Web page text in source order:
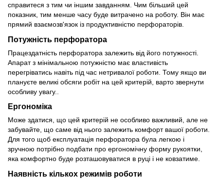
справитеся з тим чи іншим завданням. Чим більший цей
показник, тим менше часу буде витрачено на роботу. Він має
прямий взаємозв'язок із продуктивністю перфораторів.
Потужність перфоратора
Працездатність перфоратора залежить від його потужності.
Апарат з мінімальною потужністю має властивість
перегріватись навіть під час нетривалої роботи. Тому якщо ви
плануєте великі обсяги робіт на цей критерій, варто звернути
особливу увагу..
Ергономіка
Може здатися, що цей критерій не особливо важливий, але не
забувайте, що саме від нього залежить комфорт вашої роботи.
Для того щоб експлуатація перфоратора була легкою і
зручною потрібно подбати про ергономічну форму рукоятки,
яка комфортно буде розташовуватися в руці і не ковзатиме.
Наявність кількох режимів роботи